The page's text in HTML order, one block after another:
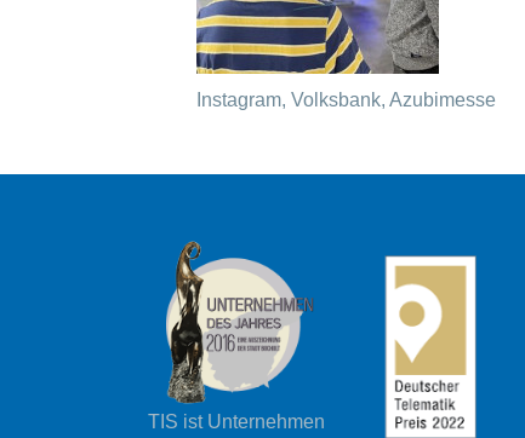
Instagram, Volksbank, Azubimesse
TIS ist Unternehmen